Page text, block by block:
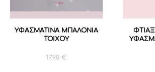
ΥΦΑΣΜΑΤΙΝΑ ΜΠΑΛΟΝΙΑ
ΤΟΙΧΟΥ
17,90 €